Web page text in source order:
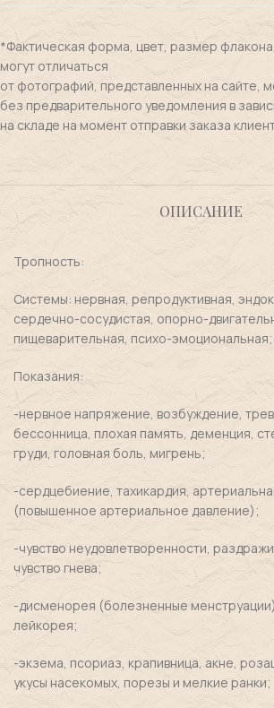
*Фактическая форма, цвет, размер
могут отличаться
от фотографий, представленных на сайте,
без предварительного уведомления в
на складе на момент отправки заказа
ОПИСАНИЕ
Тропность:
Системы: нервная, репродуктивная,
сердечно-сосудистая, опорно-
пищеварительная, психо-
Показания:
-нервное напряжение, возбуждение,
бессонница, плохая память, деменция,
груди, головная боль, мигрень;
-сердцебиение, тахикардия,
(повышенное артериальное давление);
-чувство неудовлетворенности,
чувство гнева;
-дисменорея (болезненные
лейкорея;
-экзема, псориаз, крапивница, акне,
укусы насекомых, порезы и мелкие ранки;